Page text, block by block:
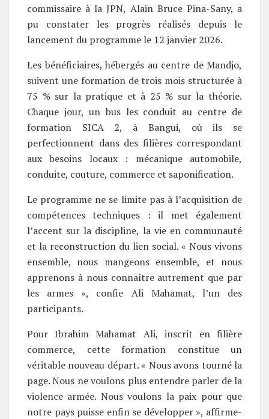
commissaire à la JPN, Alain Bruce Pina-Sany, a
pu constater les progrès réalisés depuis le
lancement du programme le 12 janvier 2026.
Les bénéficiaires, hébergés au centre de Mandjo,
suivent une formation de trois mois structurée à
75 % sur la pratique et à 25 % sur la théorie.
Chaque jour, un bus les conduit au centre de
formation SICA 2, à Bangui, où ils se
perfectionnent dans des filières correspondant
aux besoins locaux : mécanique automobile,
conduite, couture, commerce et saponification.
Le programme ne se limite pas à l’acquisition de
compétences techniques : il met également
l’accent sur la discipline, la vie en communauté
et la reconstruction du lien social. « Nous vivons
ensemble, nous mangeons ensemble, et nous
apprenons à nous connaître autrement que par
les armes », confie Ali Mahamat, l’un des
participants.
Pour Ibrahim Mahamat Ali, inscrit en filière
commerce, cette formation constitue un
véritable nouveau départ. « Nous avons tourné la
page. Nous ne voulons plus entendre parler de la
violence armée. Nous voulons la paix pour que
notre pays puisse enfin se développer », affirme-